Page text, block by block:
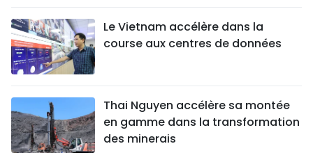
Le Vietnam accélère dans la
course aux centres de données
Thai Nguyen accélère sa montée
en gamme dans la transformation
des minerais